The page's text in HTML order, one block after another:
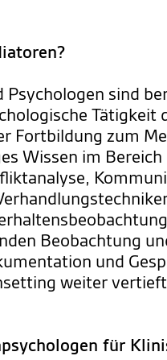
Psychologen sind
Tätigkeit
Fortbildung zum
Wissen im Bereich
Beobachtung
und
weiter
für